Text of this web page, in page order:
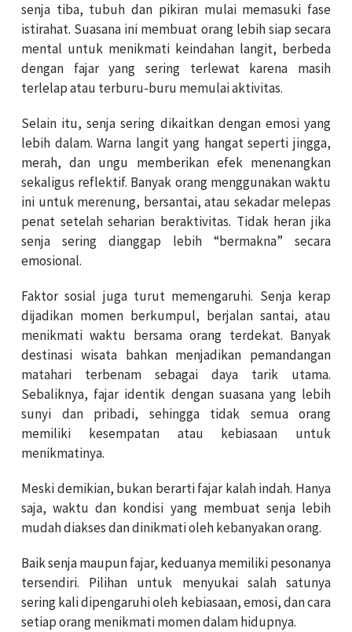
senja tiba, tubuh dan pikiran mulai memasuki fase
istirahat. Suasana ini membuat orang lebih siap secara
mental untuk menikmati keindahan langit, berbeda
dengan fajar yang sering terlewat karena masih
terlelap atau terburu-buru memulai aktivitas.
Selain itu, senja sering dikaitkan dengan emosi yang
lebih dalam. Warna langit yang hangat seperti jingga,
merah, dan ungu memberikan efek menenangkan
sekaligus reflektif. Banyak orang menggunakan waktu
ini untuk merenung, bersantai, atau sekadar melepas
penat setelah seharian beraktivitas. Tidak heran jika
senja sering dianggap lebih “bermakna” secara
emosional.
Faktor sosial juga turut memengaruhi. Senja kerap
dijadikan momen berkumpul, berjalan santai, atau
menikmati waktu bersama orang terdekat. Banyak
destinasi wisata bahkan menjadikan pemandangan
matahari terbenam sebagai daya tarik utama.
Sebaliknya, fajar identik dengan suasana yang lebih
sunyi dan pribadi, sehingga tidak semua orang
memiliki kesempatan atau kebiasaan untuk
menikmatinya.
Meski demikian, bukan berarti fajar kalah indah. Hanya
saja, waktu dan kondisi yang membuat senja lebih
mudah diakses dan dinikmati oleh kebanyakan orang.
Baik senja maupun fajar, keduanya memiliki pesonanya
tersendiri. Pilihan untuk menyukai salah satunya
sering kali dipengaruhi oleh kebiasaan, emosi, dan cara
setiap orang menikmati momen dalam hidupnya.